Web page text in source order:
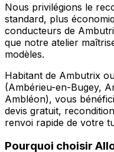
Nous privilégions le
standard, plus
conducteurs de
que notre atelier
modèles.
Habitant de Ambutrix
(Ambérieu-en-Bugey,
Ambléon), vous
devis gratuit,
renvoi rapide de votre
Pourquoi choisir